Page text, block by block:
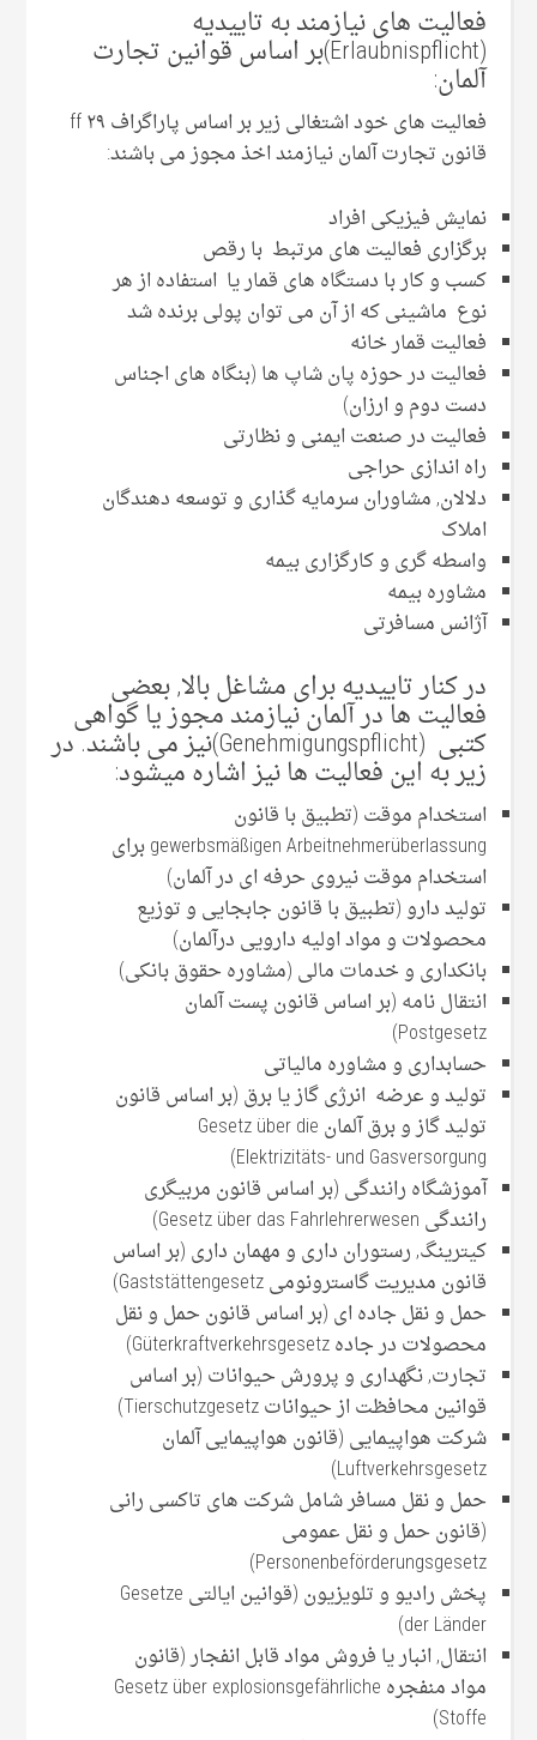
فعالیت های نیازمند به تاییدیه
(Erlaubnispflicht)بر اساس قوانین تجارت
آلمان:
فعالیت های خود اشتغالی زیر بر اساس پاراگراف ۲۹ ff
قانون تجارت آلمان نیازمند اخذ مجوز می باشند:
نمایش فیزیکی افراد
برگزاری فعالیت های مرتبط با رقص
کسب و کار با دستگاه های قمار یا استفاده از هر
نوع ماشینی که از آن می توان پولی برنده شد
فعالیت قمار خانه
فعالیت در حوزه پان شاپ ها (بنگاه های اجناس
دست دوم و ارزان)
فعالیت در صنعت ایمنی و نظارتی
راه اندازی حراجی
دلالان, مشاوران سرمایه گذاری و توسعه دهندگان
املاک
واسطه گری و کارگزاری بیمه
مشاوره بیمه
آژانس مسافرتی
در کنار تاییدیه برای مشاغل بالا, بعضی
فعالیت ها در آلمان نیازمند مجوز یا گواهی
کتبی (Genehmigungspflicht)نیز می باشند. در
زیر به این فعالیت ها نیز اشاره میشود:
استخدام موقت (تطبیق با قانون
gewerbsmäßigen Arbeitnehmerüberlassung برای
استخدام موقت نیروی حرفه ای در آلمان)
تولید دارو (تطبیق با قانون جابجایی و توزیع
محصولات و مواد اولیه دارویی درآلمان)
بانکداری و خدمات مالی (مشاوره حقوق بانکی)
انتقال نامه (بر اساس قانون پست آلمان
Postgesetz)
حسابداری و مشاوره مالیاتی
تولید و عرضه انرژی گاز یا برق (بر اساس قانون
تولید گاز و برق آلمان Gesetz über die
Elektrizitäts- und Gasversorgung)
آموزشگاه رانندگی (بر اساس قانون مربیگری
رانندگی Gesetz über das Fahrlehrerwesen)
کیترینگ, رستوران داری و مهمان داری (بر اساس
قانون مدیریت گاسترونومی Gaststättengesetz)
حمل و نقل جاده ای (بر اساس قانون حمل و نقل
محصولات در جاده Güterkraftverkehrsgesetz)
تجارت, نگهداری و پرورش حیوانات (بر اساس
قوانین محافظت از حیوانات Tierschutzgesetz)
شرکت هواپیمایی (قانون هواپیمایی آلمان
Luftverkehrsgesetz)
حمل و نقل مسافر شامل شرکت های تاکسی رانی
(قانون حمل و نقل عمومی
Personenbeförderungsgesetz)
پخش رادیو و تلویزیون (قوانین ایالتی Gesetze
der Länder)
انتقال, انبار یا فروش مواد قابل انفجار (قانون
مواد منفجره Gesetz über explosionsgefährliche
Stoffe)